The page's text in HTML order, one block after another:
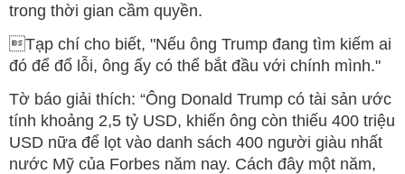
trong thời gian cầm quyền.
Tạp chí cho biết, "Nếu ông Trump đang tìm kiếm ai
đó để đổ lỗi, ông ấy có thể bắt đầu với chính mình."
Tờ báo giải thích: “Ông Donald Trump có tài sản ước
tính khoảng 2,5 tỷ USD, khiến ông còn thiếu 400 triệu
USD nữa để lọt vào danh sách 400 người giàu nhất
nước Mỹ của Forbes năm nay. Cách đây một năm,